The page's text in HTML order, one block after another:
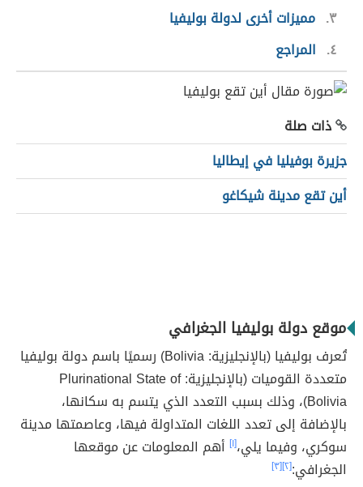
٣ مميزات أخرى لدولة بوليفيا
٤
المراجع
ذات صلة
جزيرة بوفيليا في إيطاليا
أين تقع مدينة شيكاغو
موقع دولة بوليفيا الجغرافي
تُعرف بوليفيا (بالإنجليزية: Bolivia) رسميًا باسم دولة بوليفيا
متعددة القوميات (بالإنجليزية: Plurinational State of
Bolivia)، وذلك بسبب التعدد الذي يتسم به سكانها،
بالإضافة إلى تعدد اللغات المتداولة فيها، وعاصمتها مدينة
سوكري، وفيما يلي،[١] أهم المعلومات عن موقعها
الجغرافي:[٢] [٣]